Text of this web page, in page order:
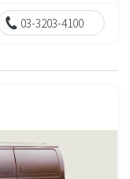
03-3203-4100